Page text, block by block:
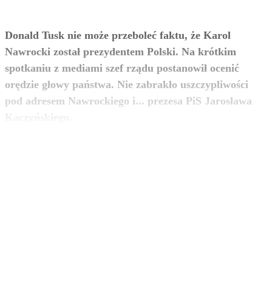
Donald Tusk nie może przeboleć faktu, że Karol
Nawrocki został prezydentem Polski. Na krótkim
spotkaniu z mediami szef rządu postanowił ocenić
orędzie głowy państwa. Nie zabrakło uszczypliwości
pod adresem Nawrockiego i... prezesa PiS Jarosława
zobacz więcej